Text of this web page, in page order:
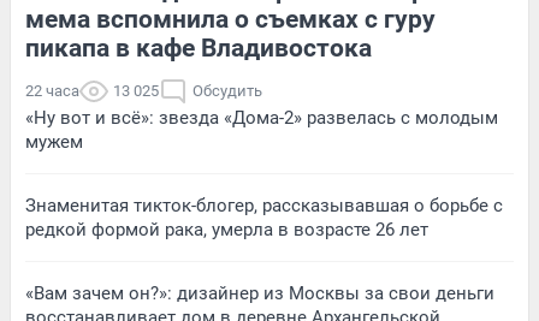
мема вспомнила о съемках с гуру
пикапа в кафе Владивостока
22 часа 13 025 Обсудить
«Ну вот и всё»: звезда «Дома-2» развелась с молодым
мужем
Знаменитая тикток-блогер, рассказывавшая о борьбе с
редкой формой рака, умерла в возрасте 26 лет
«Вам зачем он?»: дизайнер из Москвы за свои деньги